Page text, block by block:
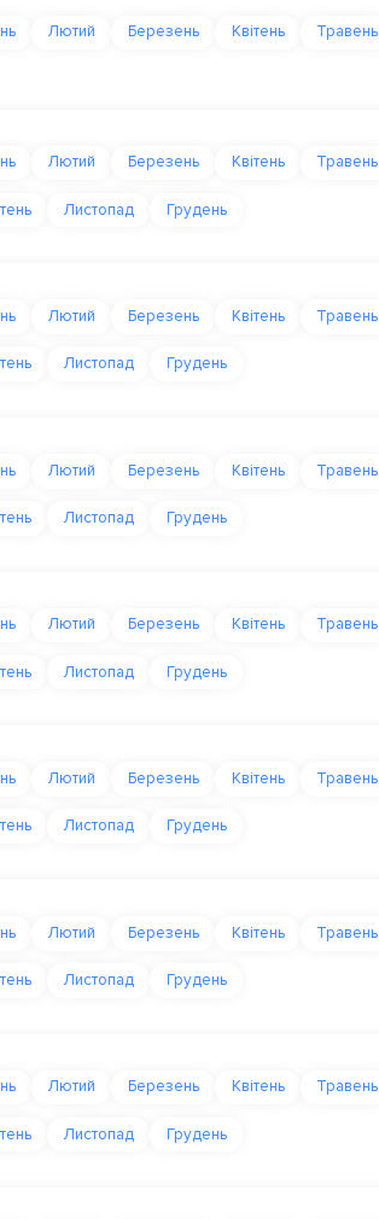
Лютий Березень Квітень Травень
Лютий Березень Квітень Травень
Листопад Грудень
Лютий Березень Квітень Травень
Листопад Грудень
Лютий Березень Квітень Травень
Листопад Грудень
Лютий Березень Квітень Травень
Листопад Грудень
Лютий Березень Квітень Травень
Листопад Грудень
Лютий Березень Квітень Травень
Листопад Грудень
Лютий Березень Квітень Травень
Листопад Грудень